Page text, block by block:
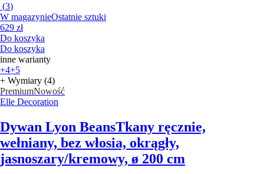
(3)
W magazynieOstatnie sztuki
629 zł
Do koszyka
Do koszyka
inne warianty
+4+5
+ Wymiary (4)
PremiumNowość
Elle Decoration
Dywan Lyon BeansTkany ręcznie,
wełniany, bez włosia, okrągły,
jasnoszary/kremowy, ø 200 cm